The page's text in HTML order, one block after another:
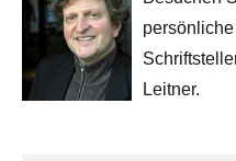
Leitner.